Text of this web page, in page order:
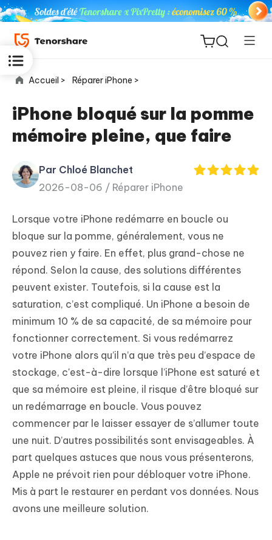
for iOS
PDNob
Editor
iAnyGo
Accueil > Réparer iPhone >
iPhone bloqué sur la pomme
mémoire pleine, que faire
Par Chloé Blanchet
2026-08-06 / Réparer iPhone
Lorsque votre iPhone redémarre en boucle ou
bloque sur la pomme, généralement, vous ne
pouvez rien y faire. En effet, plus grand-chose ne
répond. Selon la cause, des solutions différentes
peuvent exister. Toutefois, si la cause est la
saturation, c’est compliqué. Un iPhone a besoin de
minimum 10 % de sa capacité, de sa mémoire pour
fonctionner correctement. Si vous redémarrez
votre iPhone alors qu’il n’a que très peu d’espace de
stockage, c'est-à-dire lorsque l’iPhone est saturé et
que sa mémoire est pleine, il risque d’être bloqué sur
un redémarrage en boucle. Vous pouvez
commencer par le laisser essayer de s’allumer toute
une nuit. D’autres possibilités sont envisageables. À
part quelques astuces que nous vous présenterons,
Apple ne prévoit rien pour débloquer votre iPhone.
Mis à part le restaurer en perdant vos données. Nous
avons une meilleure solution.